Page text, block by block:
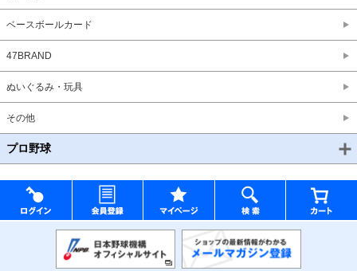
ベースボールカード
47BRAND
ぬいぐるみ・玩具
その他
プロ野球